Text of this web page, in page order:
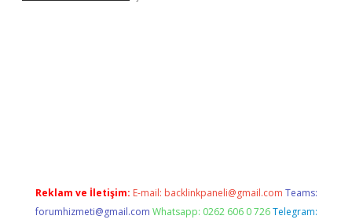
Reklam ve İletişim: E-mail: backlinkpaneli@gmail.com Teams:
forumhizmeti@gmail.com Whatsapp: 0262 606 0 726 Telegram: